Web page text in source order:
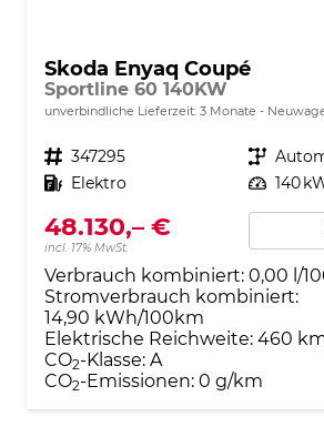
Skoda Enyaq Coupé
Sportline 60 140KW
unverbindliche Lieferzeit: 3 Monate
Fahrzeugnr. 347295 Getriebe
Kraftstoff Elektro Leistung 140
48.130,– €
incl. 17% MwSt.
Verbrauch kombiniert: 0,00 l/
Stromverbrauch kombiniert:
14,90 kWh/100km
Elektrische Reichweite: 460
CO2-Klasse: A
CO2-Emissionen: 0 g/km